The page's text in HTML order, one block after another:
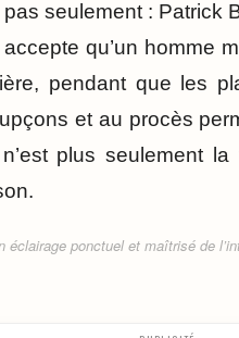
seulement : Patrick
qu’un homme
pendant que les
et au procès
plus seulement la
éclairage ponctuel et maîtrisé de